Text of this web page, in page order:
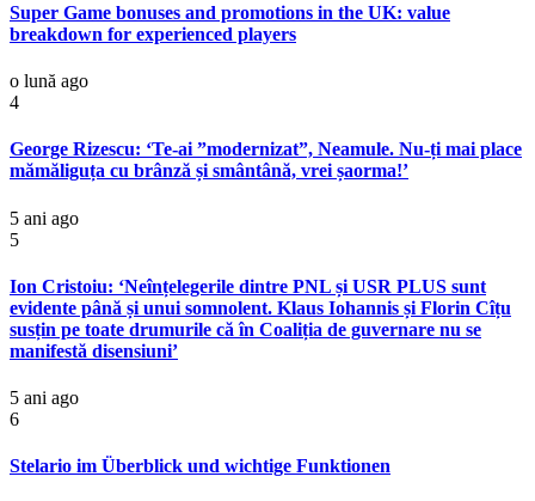
Super Game bonuses and promotions in the UK: value
breakdown for experienced players
o lună ago
4
George Rizescu: ‘Te-ai ”modernizat”, Neamule. Nu-ți mai place
mămăliguța cu brânză și smântână, vrei șaorma!’
5 ani ago
5
Ion Cristoiu: ‘Neînțelegerile dintre PNL și USR PLUS sunt
evidente până și unui somnolent. Klaus Iohannis și Florin Cîțu
susțin pe toate drumurile că în Coaliția de guvernare nu se
manifestă disensiuni’
5 ani ago
6
Stelario im Überblick und wichtige Funktionen